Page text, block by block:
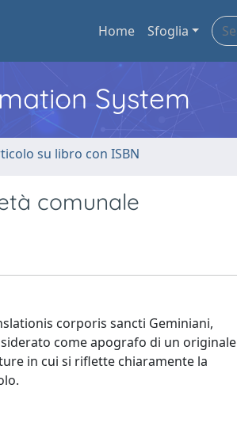
Home Sfoglia
System
su libro con ISBN
comunale
corporis sancti Geminiani,
come apografo di un originale
in cui si riflette chiaramente la